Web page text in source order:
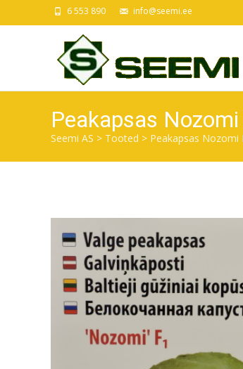
6 553 890 info@seemi.ee
Peakapsas
Seemi AS > Tooted > Peakapsas Nozomi